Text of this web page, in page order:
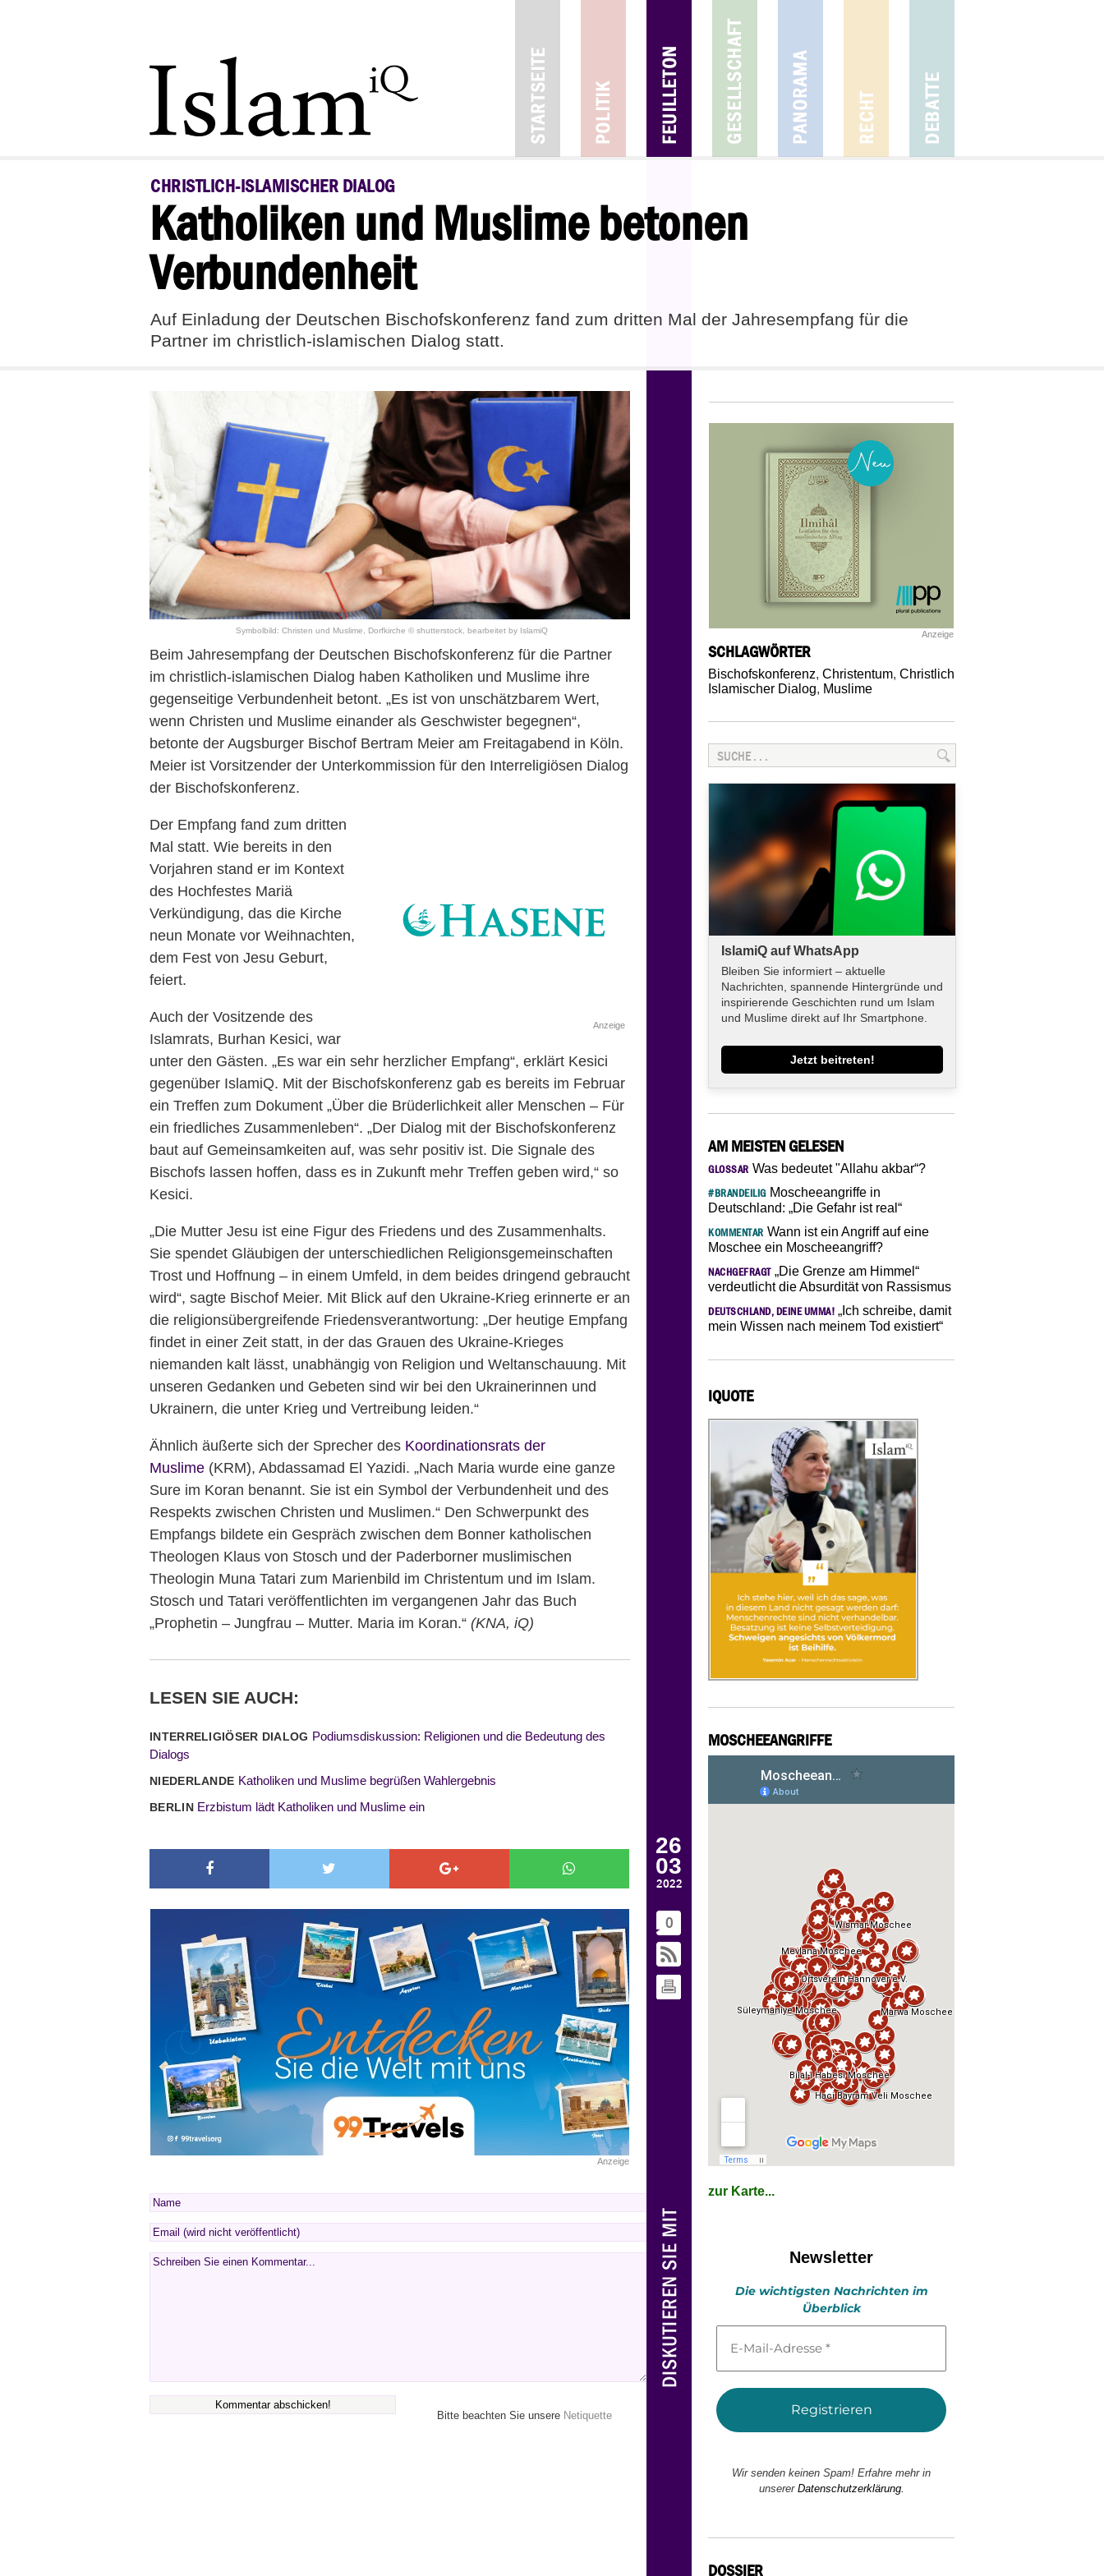
CHRISTLICH-ISLAMISCHER DIALOG
Katholiken und Muslime betonen
Verbundenheit
Auf Einladung der Deutschen Bischofskonferenz fand zum dritten Mal der Jahresempfang für die
Partner im christlich-islamischen Dialog statt.
26
03
2022
0
Symbolbild: Christen und Muslime, Dorfkirche © shutterstock, bearbeitet by IslamiQ
Beim Jahresempfang der Deutschen Bischofskonferenz für die Partner
im christlich-islamischen Dialog haben Katholiken und Muslime ihre
gegenseitige Verbundenheit betont. „Es ist von unschätzbarem Wert,
wenn Christen und Muslime einander als Geschwister begegnen“,
betonte der Augsburger Bischof Bertram Meier am Freitagabend in Köln.
Meier ist Vorsitzender der Unterkommission für den Interreligiösen Dialog
der Bischofskonferenz.
Anzeige
Der Empfang fand zum dritten
Mal statt. Wie bereits in den
Vorjahren stand er im Kontext
des Hochfestes Mariä
Verkündigung, das die Kirche
neun Monate vor Weihnachten,
dem Fest von Jesu Geburt,
feiert.
Auch der Vositzende des
Islamrats, Burhan Kesici, war
unter den Gästen. „Es war ein sehr herzlicher Empfang“, erklärt Kesici
gegenüber IslamiQ. Mit der Bischofskonferenz gab es bereits im Februar
ein Treffen zum Dokument „Über die Brüderlichkeit aller Menschen – Für
ein friedliches Zusammenleben“. „Der Dialog mit der Bischofskonferenz
baut auf Gemeinsamkeiten auf, was sehr positiv ist. Die Signale des
Bischofs lassen hoffen, dass es in Zukunft mehr Treffen geben wird,“ so
Kesici.
„Die Mutter Jesu ist eine Figur des Friedens und des Zusammenhalts.
Sie spendet Gläubigen der unterschiedlichen Religionsgemeinschaften
Trost und Hoffnung – in einem Umfeld, in dem beides dringend gebraucht
wird“, sagte Bischof Meier. Mit Blick auf den Ukraine-Krieg erinnerte er an
die religionsübergreifende Friedensverantwortung: „Der heutige Empfang
findet in einer Zeit statt, in der das Grauen des Ukraine-Krieges
niemanden kalt lässt, unabhängig von Religion und Weltanschauung. Mit
unseren Gedanken und Gebeten sind wir bei den Ukrainerinnen und
Ukrainern, die unter Krieg und Vertreibung leiden.“
Ähnlich äußerte sich der Sprecher des Koordinationsrats der
Muslime (KRM), Abdassamad El Yazidi. „Nach Maria wurde eine ganze
Sure im Koran benannt. Sie ist ein Symbol der Verbundenheit und des
Respekts zwischen Christen und Muslimen.“ Den Schwerpunkt des
Empfangs bildete ein Gespräch zwischen dem Bonner katholischen
Theologen Klaus von Stosch und der Paderborner muslimischen
Theologin Muna Tatari zum Marienbild im Christentum und im Islam.
Stosch und Tatari veröffentlichten im vergangenen Jahr das Buch
„Prophetin – Jungfrau – Mutter. Maria im Koran.“ (KNA, iQ)
LESEN SIE AUCH:
INTERRELIGIÖSER DIALOG Podiumsdiskussion: Religionen und die Bedeutung des
Dialogs
NIEDERLANDE Katholiken und Muslime begrüßen Wahlergebnis
BERLIN Erzbistum lädt Katholiken und Muslime ein
Anzeige
Bitte beachten Sie unsere Netiquette
Anzeige
SCHLAGWÖRTER
Bischofskonferenz, Christentum, Christlich
Islamischer Dialog, Muslime
IslamiQ auf WhatsApp
Bleiben Sie informiert – aktuelle
Nachrichten, spannende Hintergründe und
inspirierende Geschichten rund um Islam
und Muslime direkt auf Ihr Smartphone.
Jetzt beitreten!
AM MEISTEN GELESEN
GLOSSAR Was bedeutet "Allahu akbar“?
#BRANDEILIGMoscheeangriffe in
Deutschland: „Die Gefahr ist real“
KOMMENTAR Wann ist ein Angriff auf eine
Moschee ein Moscheeangriff?
NACHGEFRAGT„Die Grenze am Himmel“
verdeutlicht die Absurdität von Rassismus
DEUTSCHLAND, DEINE UMMA! „Ich schreibe, damit
mein Wissen nach meinem Tod existiert“
IQUOTE
MOSCHEEANGRIFFE
zur Karte...
Newsletter
Die wichtigsten Nachrichten im
Überblick
Mail-
*
Wir senden keinen Spam! Erfahre mehr in
unserer Datenschutzerklärung.
DOSSIER